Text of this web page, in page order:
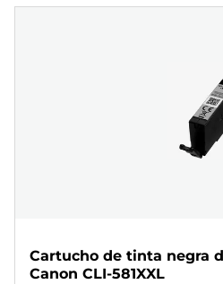
Cartucho de tinta negra
Canon CLI-581XXL